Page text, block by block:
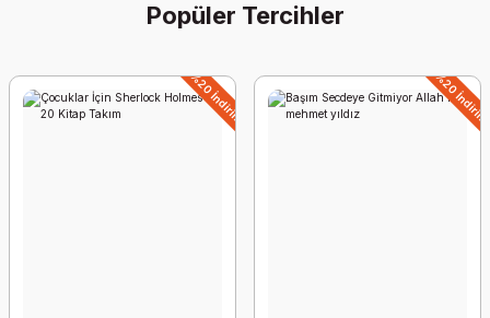
Popüler Tercihler
%20 İndirim %20 İndirim